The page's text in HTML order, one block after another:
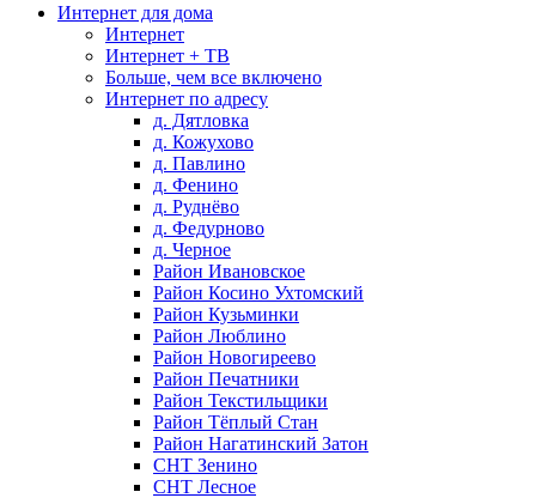
Интернет для дома
Интернет
Интернет + ТВ
Больше, чем все включено
Интернет по адресу
д. Дятловка
д. Кожухово
д. Павлино
д. Фенино
д. Руднёво
д. Федурново
д. Черное
Район Ивановское
Район Косино Ухтомский
Район Кузьминки
Район Люблино
Район Новогиреево
Район Печатники
Район Текстильщики
Район Тёплый Стан
Район Нагатинский Затон
СНТ Зенино
СНТ Лесное